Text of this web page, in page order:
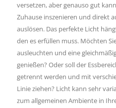
versetzen, aber genauso gut
Zuhause inszenieren und direkt
auslösen. Das perfekte Licht
den es erfüllen muss. Möchten
ausleuchten und eine
genießen? Oder soll der
getrennt werden und mit
Linie ziehen? Licht kann sehr
zum allgemeinen Ambiente in